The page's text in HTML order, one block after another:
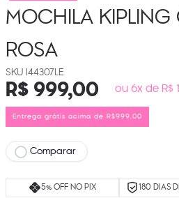
MOCHILA KIPLING
ROSA
I44307LE
R$999,00 ou 6x de R$
Entrega grátis acima de R$999,00
Comparar
5% OFF NO PIX 180 DIAS